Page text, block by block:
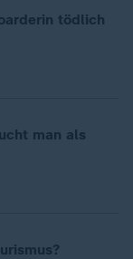
tödlich
man als